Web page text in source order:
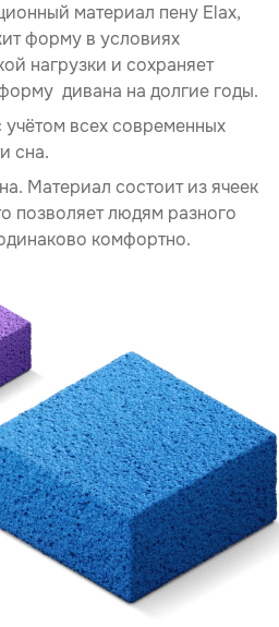
материал пену Elax,
форму в условиях
нагрузки и сохраняет
дивана на долгие годы.
всех современных
сна.
Материал состоит из ячеек
позволяет людям разного
комфортно.